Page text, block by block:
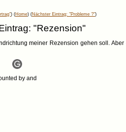
) (Home) (Nächster Eintrag: "Probleme ?")
"Rezension"
meiner Rezension gehen soll.
by and